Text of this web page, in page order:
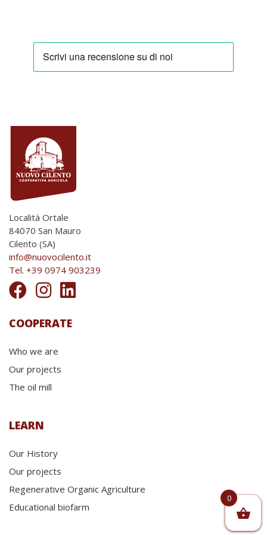
Località Ortale
84070 San Mauro
Cilento (SA)
info@nuovocilento.it
Tel. +39 0974 903239
COOPERATE
Who we are
Our projects
The oil mill
LEARN
Our History
Our projects
Regenerative Organic Agriculture
Educational biofarm
0